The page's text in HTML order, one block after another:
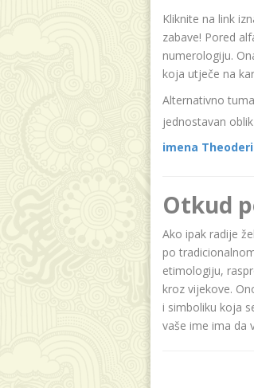
Kliknite na link
zabave! Pored
numerologiju.
koja utječe na
Alternativno
jednostavan
imena
Otkud
Ako ipak radije
po
etimologiju,
kroz vijekove.
i simboliku koja
vaše ime ima da